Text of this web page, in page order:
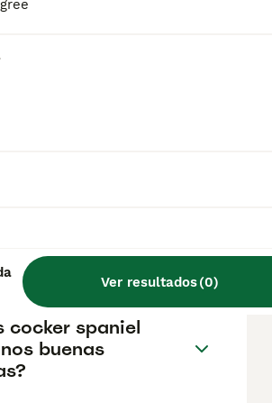
Ver resultados(0)
911€, aunque los precios
la diferencia entre
tener un cocker
o macho?
cocker spaniel
buenas